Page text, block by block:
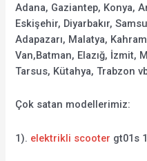
Adana, Gaziantep, Konya,
Eskişehir, Diyarbakır,
Adapazarı, Malatya,
Van,Batman, Elazığ, İzmit,
Tarsus, Kütahya, Trabzon
Çok satan modellerimiz:
1). elektrikli scooter gt01s